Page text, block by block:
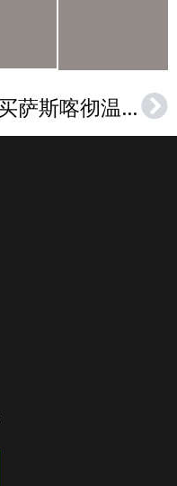
购买萨斯喀彻温大学学位, Buy a University of Saskatchewan diploma